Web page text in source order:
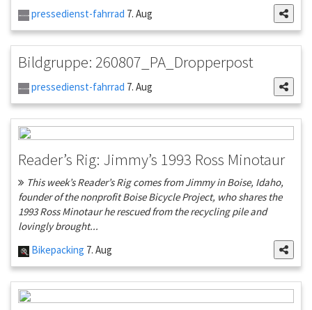
pressedienst-fahrrad 7. Aug
Bildgruppe: 260807_PA_Dropperpost
pressedienst-fahrrad 7. Aug
Reader’s Rig: Jimmy’s 1993 Ross Minotaur
This week’s Reader’s Rig comes from Jimmy in Boise, Idaho,
founder of the nonprofit Boise Bicycle Project, who shares the
1993 Ross Minotaur he rescued from the recycling pile and
lovingly brought...
Bikepacking 7. Aug